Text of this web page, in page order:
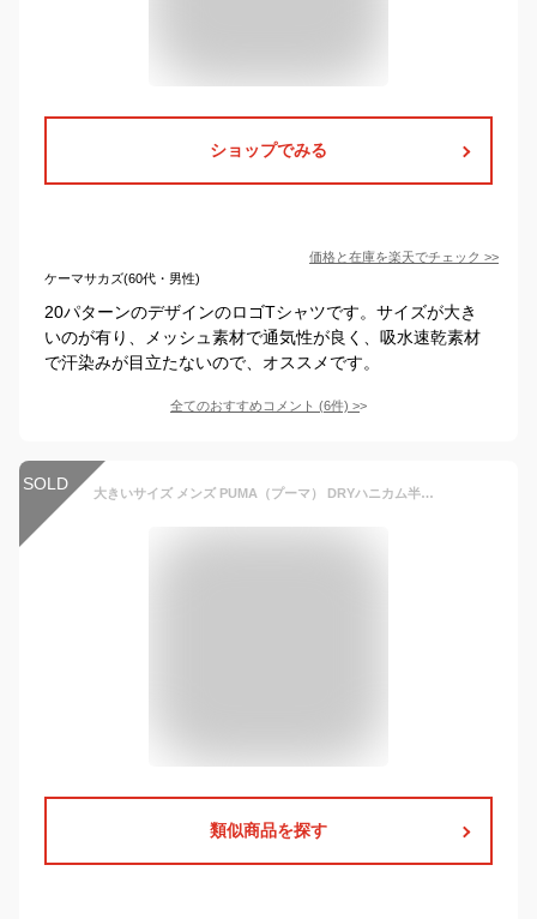
ショップでみる
価格と在庫を楽天でチェック >>
ケーマサカズ(60代・男性)
20パターンのデザインのロゴTシャツです。サイズが大き
いのが有り、メッシュ素材で通気性が良く、吸水速乾素材
で汗染みが目立たないので、オススメです。
全てのおすすめコメント (6件) >
SOLD 大きいサイズ メンズ PUMA（プーマ） DRYハニカム半袖Tシャツ ブラック 3L 4L 5L 6L 8L
類似商品を探す